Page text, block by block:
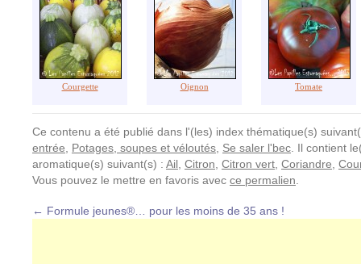
Courgette Oignon Tomate
Ce contenu a été publié dans l'(les) index thématique(s)
entrée, Potages, soupes et véloutés, Se saler l'bec. Il contient
aromatique(s) suivant(s) : Ail, Citron, Citron vert, Coriandre,
Vous pouvez le mettre en favoris avec ce permalien.
← Formule jeunes®… pour les moins de 35 ans !